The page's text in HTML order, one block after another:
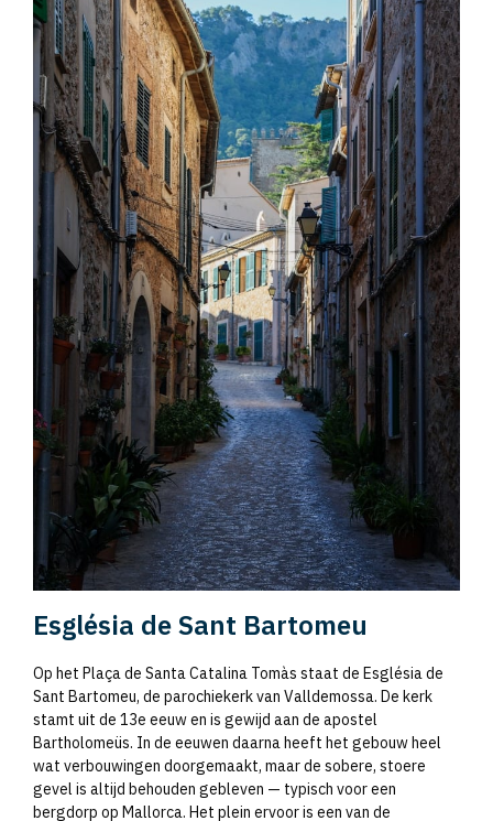
Església de Sant Bartomeu
Op het Plaça de Santa Catalina Tomàs staat de Església de
Sant Bartomeu, de parochiekerk van Valldemossa. De kerk
stamt uit de 13e eeuw en is gewijd aan de apostel
Bartholomeüs. In de eeuwen daarna heeft het gebouw heel
wat verbouwingen doorgemaakt, maar de sobere, stoere
gevel is altijd behouden gebleven — typisch voor een
bergdorp op Mallorca. Het plein ervoor is een van de